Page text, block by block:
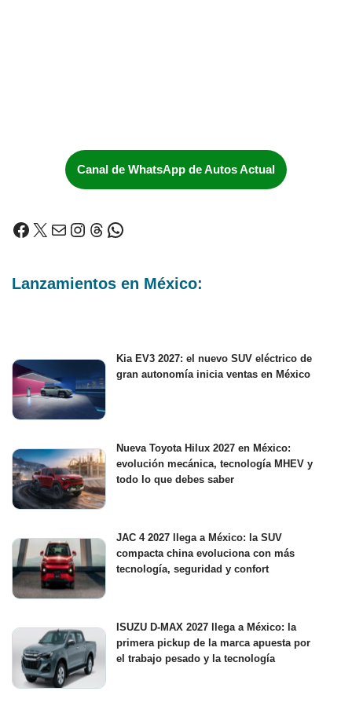
Canal de WhatsApp de Autos Actual
Lanzamientos en México:
Kia EV3 2027: el nuevo SUV eléctrico de
gran autonomía inicia ventas en México
Nueva Toyota Hilux 2027 en México:
evolución mecánica, tecnología MHEV y
todo lo que debes saber
JAC 4 2027 llega a México: la SUV
compacta china evoluciona con más
tecnología, seguridad y confort
ISUZU D-MAX 2027 llega a México: la
primera pickup de la marca apuesta por
el trabajo pesado y la tecnología